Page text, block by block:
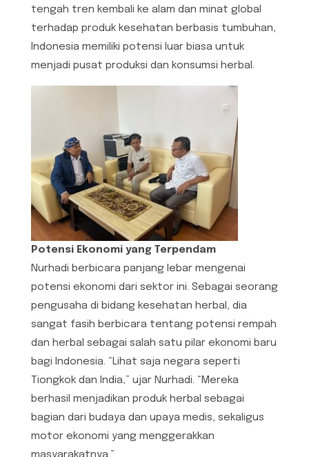
tengah tren kembali ke alam dan minat global
terhadap produk kesehatan berbasis tumbuhan,
Indonesia memiliki potensi luar biasa untuk
menjadi pusat produksi dan konsumsi herbal.
Potensi Ekonomi yang Terpendam
Nurhadi berbicara panjang lebar mengenai
potensi ekonomi dari sektor ini. Sebagai seorang
pengusaha di bidang kesehatan herbal, dia
sangat fasih berbicara tentang potensi rempah
dan herbal sebagai salah satu pilar ekonomi baru
bagi Indonesia. “Lihat saja negara seperti
Tiongkok dan India,” ujar Nurhadi. “Mereka
berhasil menjadikan produk herbal sebagai
bagian dari budaya dan upaya medis, sekaligus
motor ekonomi yang menggerakkan
masyarakatnya.”